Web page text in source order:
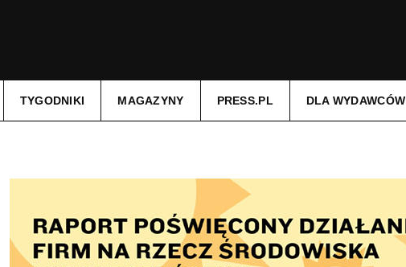
TYGODNIKI MAGAZYNY PRESS.PL DLA WYDAWCÓW